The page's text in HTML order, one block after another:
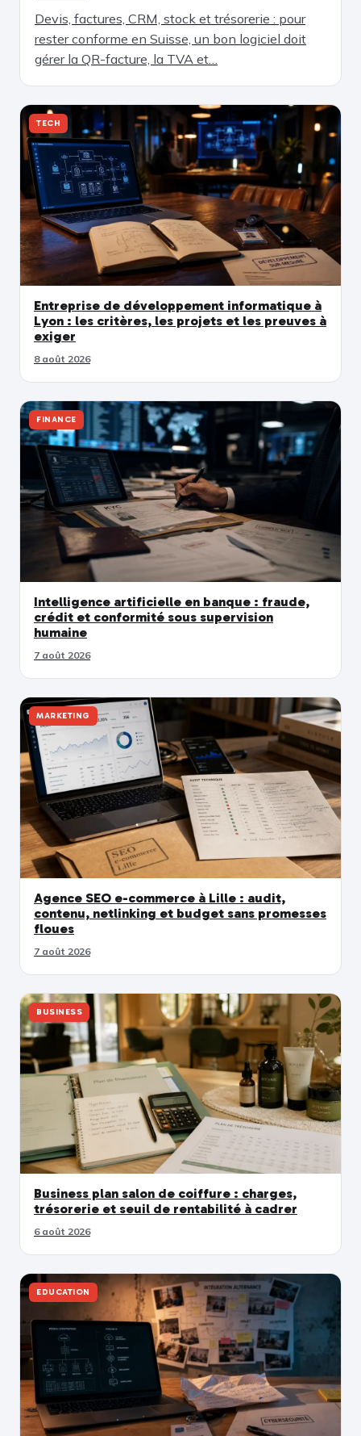
Devis, factures, CRM, stock et trésorerie : pour
rester conforme en Suisse, un bon logiciel doit
gérer la QR-facture, la TVA et…
TECH
Entreprise de développement informatique à
Lyon : les critères, les projets et les preuves à
exiger
8 août 2026
FINANCE
Intelligence artificielle en banque : fraude,
crédit et conformité sous supervision
humaine
7 août 2026
MARKETING
Agence SEO e-commerce à Lille : audit,
contenu, netlinking et budget sans promesses
floues
7 août 2026
BUSINESS
Business plan salon de coiffure : charges,
trésorerie et seuil de rentabilité à cadrer
6 août 2026
EDUCATION